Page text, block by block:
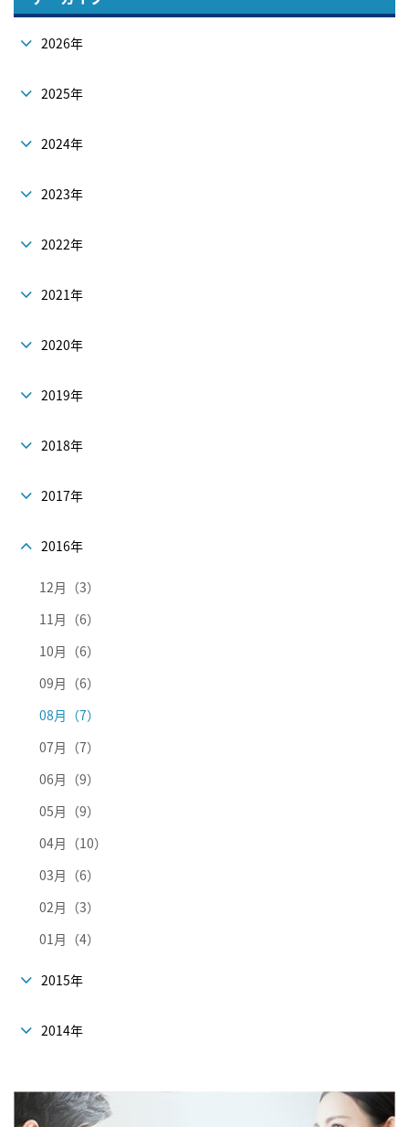
2026年
2025年
2024年
2023年
2022年
2021年
2020年
2019年
2018年
2017年
2016年
12月（3）
11月（6）
10月（6）
09月（6）
08月（7）
07月（7）
06月（9）
05月（9）
04月（10）
03月（6）
02月（3）
01月（4）
2015年
2014年